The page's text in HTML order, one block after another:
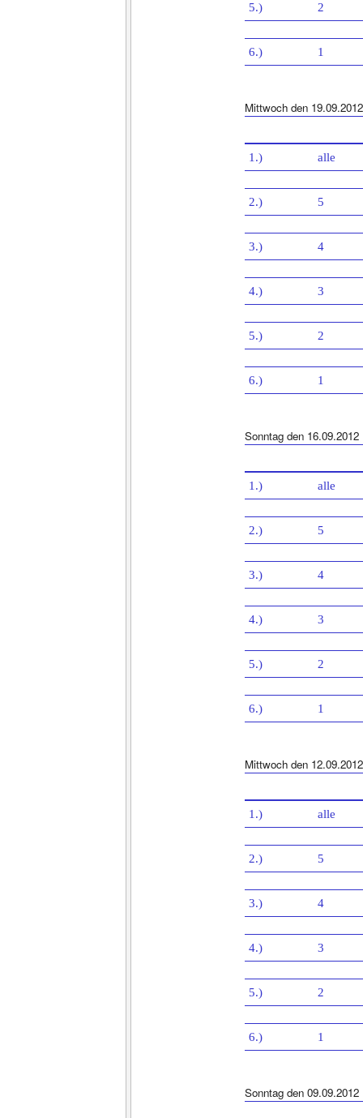
5.) 2
6.) 1
Mittwoch den 19.09.2012
1.) alle
2.) 5
3.) 4
4.) 3
5.) 2
6.) 1
Sonntag den 16.09.2012
1.) alle
2.) 5
3.) 4
4.) 3
5.) 2
6.) 1
Mittwoch den 12.09.2012
1.) alle
2.) 5
3.) 4
4.) 3
5.) 2
6.) 1
Sonntag den 09.09.2012